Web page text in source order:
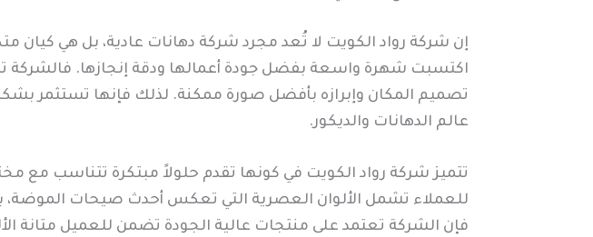
إن شركة رواد الكويت لا تُعد مجرد شركة دهانات عادية، بل هي
اكتسبت شهرة واسعة بفضل جودة أعمالها ودقة إنجازها. فالشركة
تصميم المكان وإبرازه بأفضل صورة ممكنة. لذلك فإنها تستثمر
عالم الدهانات والديكور.
تتميز شركة رواد الكويت في كونها تقدم حلولاً مبتكرة تتناسب مع
للعملاء تشمل الألوان العصرية التي تعكس أحدث صيحات الموضة،
فإن الشركة تعتمد على منتجات عالية الجودة تضمن للعميل متانة